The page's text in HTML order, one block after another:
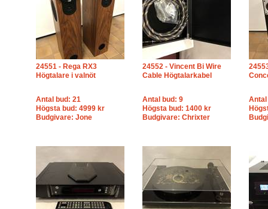
24551 - Rega RX3
Högtalare i valnöt
Antal bud: 21
Högsta bud: 4999 kr
Budgivare: Jone
24552 - Vincent Bi Wire
Cable Högtalarkabel
Antal bud: 9
Högsta bud: 1400 kr
Budgivare: Chrixter
Antal